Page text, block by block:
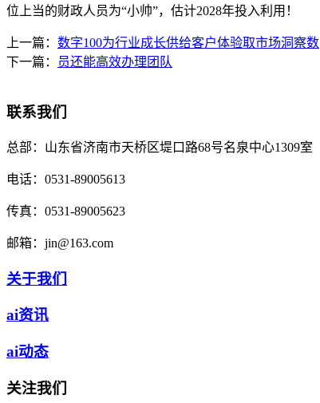
位上当的财政人员为“小帅”，估计2028年投入利用！
上一篇： 数字100为行业成长供给客户体验取市场洞察数
下一篇：
员还能高效办理团队
联系我们
总部： 山东省济南市天桥区堤口路68号名泉中心1309室
电话： 0531-89005613
传真： 0531-89005623
邮箱： jin@163.com
关于我们
ai资讯
ai动态
关注我们